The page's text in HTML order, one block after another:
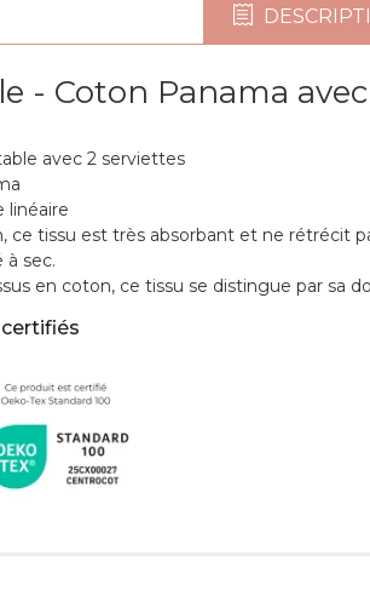
- Coton Panama
avec 2 serviettes
linéaire
ce tissu est très absorbant et ne rétrécit
sec.
en coton, ce tissu se distingue par sa